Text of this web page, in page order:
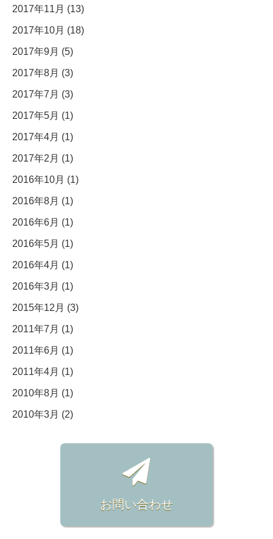
2017年11月 (13)
2017年10月 (18)
2017年9月 (5)
2017年8月 (3)
2017年7月 (3)
2017年5月 (1)
2017年4月 (1)
2017年2月 (1)
2016年10月 (1)
2016年8月 (1)
2016年6月 (1)
2016年5月 (1)
2016年4月 (1)
2016年3月 (1)
2015年12月 (3)
2011年7月 (1)
2011年6月 (1)
2011年4月 (1)
2010年8月 (1)
2010年3月 (2)
お問い合わせ